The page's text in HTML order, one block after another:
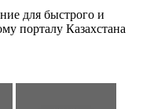
для быстрого и
порталу Казахстана